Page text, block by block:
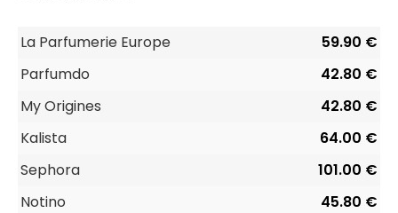
La Parfumerie Europe
59.90 €
Parfumdo
42.80 €
My Origines
42.80 €
Kalista
64.00 €
Sephora
101.00 €
Notino
45.80 €